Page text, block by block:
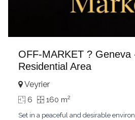
OFF-MARKET ?
Residential Area
Veyrier
6 160 m2
Set in a peaceful and desirable